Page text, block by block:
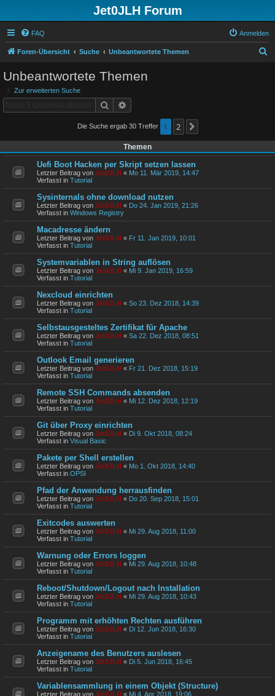
Jet0JLH Forum
FAQ Anmelden
Foren-Übersicht Suche Unbeantwortete Themen
Unbeantwortete Themen
Zur erweiterten Suche
Suche
Die Suche ergab 30 Treffer 1 2
Themen
Uefi Boot Hacken per Skript setzen lassen
Letzter Beitrag von Jet0JLH « Mo 11. Mär 2019, 14:47
Verfasst in Tutorial
Sysinternals ohne download nutzen
Letzter Beitrag von Jet0JLH « Do 24. Jan 2019, 21:26
Verfasst in Windows Registry
Macadresse ändern
Letzter Beitrag von Jet0JLH « Fr 11. Jan 2019, 10:01
Verfasst in Tutorial
Systemvariablen in String auflösen
Letzter Beitrag von Jet0JLH « Mi 9. Jan 2019, 16:59
Verfasst in Tutorial
Nexcloud einrichten
Letzter Beitrag von Jet0JLH « So 23. Dez 2018, 14:39
Verfasst in Tutorial
Selbstausgesteltes Zertifikat für Apache
Letzter Beitrag von Jet0JLH « Sa 22. Dez 2018, 08:51
Verfasst in Tutorial
Outlook Email generieren
Letzter Beitrag von Jet0JLH « Fr 21. Dez 2018, 15:19
Verfasst in Tutorial
Remote SSH Commands absenden
Letzter Beitrag von Jet0JLH « Mi 12. Dez 2018, 12:19
Verfasst in Tutorial
Git über Proxy einrichten
Letzter Beitrag von Jet0JLH « Di 9. Okt 2018, 08:24
Verfasst in Visual Basic
Pakete per Shell erstellen
Letzter Beitrag von Jet0JLH « Mo 1. Okt 2018, 14:40
Verfasst in OPSI
Pfad der Anwendung herrausfinden
Letzter Beitrag von Jet0JLH « Do 20. Sep 2018, 15:01
Verfasst in Tutorial
Exitcodes auswerten
Letzter Beitrag von Jet0JLH « Mi 29. Aug 2018, 11:00
Verfasst in Tutorial
Warnung oder Errors loggen
Letzter Beitrag von Jet0JLH « Mi 29. Aug 2018, 10:48
Verfasst in Tutorial
Reboot/Shutdown/Logout nach Installation
Letzter Beitrag von Jet0JLH « Mi 29. Aug 2018, 10:43
Verfasst in Tutorial
Programm mit erhöhten Rechten ausführen
Letzter Beitrag von Jet0JLH « Di 12. Jun 2018, 16:30
Verfasst in Tutorial
Anzeigename des Benutzers auslesen
Letzter Beitrag von Jet0JLH « Di 5. Jun 2018, 16:45
Verfasst in Tutorial
Variablensammlung in einem Objekt (Structure)
Letzter Beitrag von Jet0JLH « Mi 4. Apr 2018, 19:06